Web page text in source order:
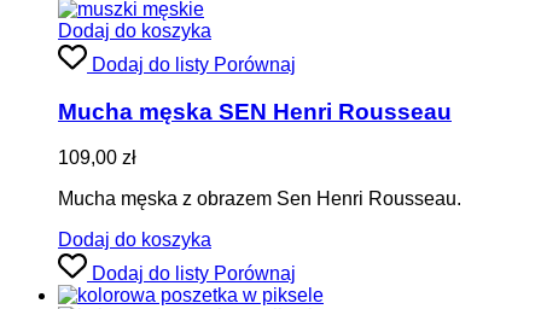
Dodaj do koszyka
Dodaj do listy Porównaj
Mucha męska SEN Henri Rousseau
109,00 zł
Mucha męska z obrazem Sen Henri Rousseau.
Dodaj do koszyka
Dodaj do listy Porównaj